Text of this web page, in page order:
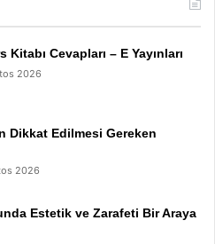
Kitabı Cevapları – E Yayınları
2026
Dikkat Edilmesi Gereken
2026
Estetik ve Zarafeti Bir Araya